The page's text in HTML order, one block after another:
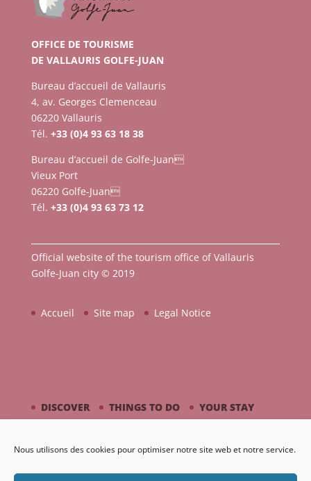
Nous utilisons des cookies pour optimiser notre site web et notre service.
OFFICE DE TOURISME
DE VALLAURIS GOLFE-JUAN
Bureau d’accueil de Vallauris
4, av. Georges Clemenceau
06220 Vallauris
Tél. +33 (0)4 93 63 18 38
Bureau d’accueil de Golfe-Juan
Vieux Port
06220 Golfe-Juan
Tél. +33 (0)4 93 63 73 12
Official website of the tourism office of Vallauris
Golfe-Juan city © 2019
Accueil Site map Legal Notice
DISCOVER THINGS TO DO
YOUR STAY
AGENDA GALLERY